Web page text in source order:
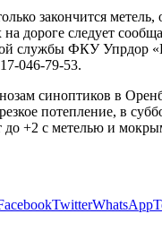
закончится метель,
дороге следует
службы ФКУ Упрдор
046-79-53.
синоптиков в
потепление, в
до +2 с метелью и
TwitterWhatsApp